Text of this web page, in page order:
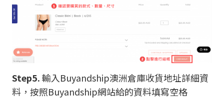
Step5.輸入Buyandship澳洲倉庫收貨地址詳細資
料，按照Buyandship網站給的資料填寫空格